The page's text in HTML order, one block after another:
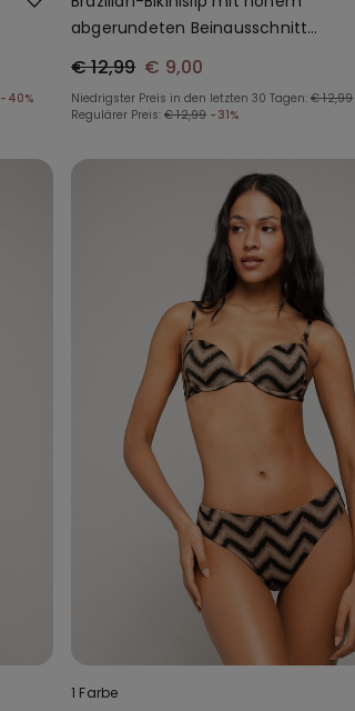
-40%
abgerundeten Beinausschnitt
€ 12,99 € 9,00
Niedrigster Preis in den letzten 30 Tagen: € 12,99
Regulärer Preis: € 12,99 -31%
1 Farbe